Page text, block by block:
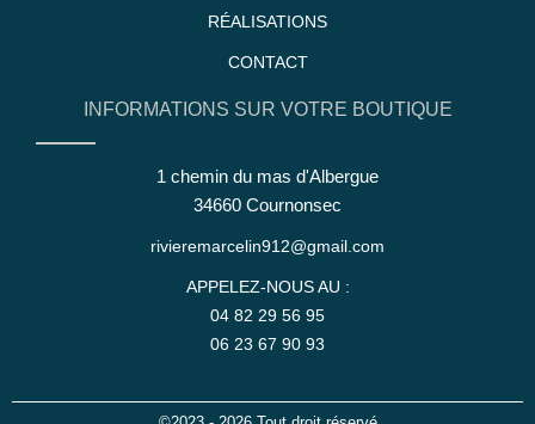
RÉALISATIONS
CONTACT
INFORMATIONS SUR VOTRE BOUTIQUE
1 chemin du mas d'Albergue
34660 Cournonsec
rivieremarcelin912@gmail.com
APPELEZ-NOUS AU :
04 82 29 56 95
06 23 67 90 93